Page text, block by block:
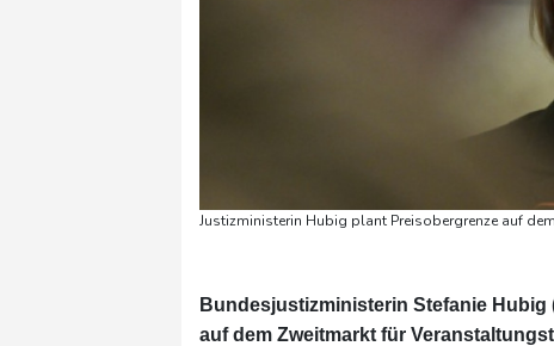
Justizministerin Hubig plant Preisobergrenze auf
Bundesjustizministerin Stefanie Hubig
auf dem Zweitmarkt für